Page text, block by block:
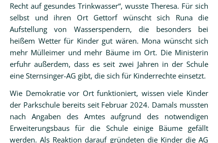
Recht auf gesundes Trinkwasser“, wusste Theresa. Für sich
selbst und ihren Ort Gettorf wünscht sich Runa die
Aufstellung von Wasserspendern, die besonders bei
heißem Wetter für Kinder gut wären. Mona wünscht sich
mehr Mülleimer und mehr Bäume im Ort. Die Ministerin
erfuhr außerdem, dass es seit zwei Jahren in der Schule
eine Sternsinger-AG gibt, die sich für Kinderrechte einsetzt.
Wie Demokratie vor Ort funktioniert, wissen viele Kinder
der Parkschule bereits seit Februar 2024. Damals mussten
nach Angaben des Amtes aufgrund des notwendigen
Erweiterungsbaus für die Schule einige Bäume gefällt
werden. Als Reaktion darauf gründeten die Kinder die AG